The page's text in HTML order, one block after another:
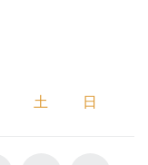
土 日